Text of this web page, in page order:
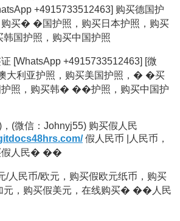
+4915733512463] 购买德国护
购买� �国护照，购买日本护照，购买
国护照，购买中国护照
[WhatsApp +4915733512463] [微
大利亚护照，购买美国护照，� �买
护照，购买韩� ��护照，购买中国护
(微信：Johnyj55) 购买假人民
假人民币 |人民币，
假人民� ��
/人民币/欧元，购买假欧元纸币，购买
，购买假美元，在线购买� ��人民